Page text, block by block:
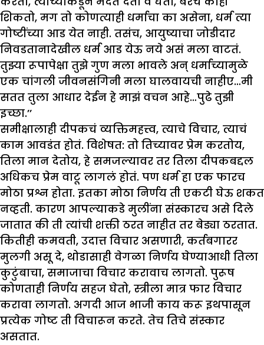
शिकतो, मग तो कोणत्याही धर्माचा का असेना, धर्म त्या
गोष्टींच्या आड येत नाही. तसंच, आयुष्याचा जोडीदार
निवडतानादेखील धर्म आड येऊ नये असं मला वाटतं.
तुझ्या रूपापेक्षा तुझे गुण मला भावले अन् धर्माच्यामुळे
एक चांगली जीवनसंगिनी मला घालवायची नाहीए…मी
सतत तुला आधार देईन हे माझं वचन आहे…पुढे तुझी
इच्छा.’’
समीक्षालाही दीपकचं व्यक्तिमहत्त्व, त्याचे विचार, त्याचं
काम आवडंत होतं. विशेषत: तो तिच्यावर प्रेम करतोय,
तिला मान देतोय, हे समजल्यावर तर तिला दीपकबद्दल
अधिकच प्रेम वाटू लागलं होतं. पण धर्म हा एक फारच
मोठा प्रश्न होता. इतका मोठा निर्णय ती एकटी घेऊ शकत
नव्हती. कारण आपल्याकडे मुलींना संस्कारच असे दिले
जातात की ती त्यांची शक्ती ठरत नाहीत तर बेड्या ठरतात.
कितीही कमवती, उदात्त विचार असणारी, कर्तबगारर
मुलगी असू दे, थोडासाही वेगळा निर्णय घेण्याआधी तिला
कुटुंबाचा, समाजाचा विचार करावाच लागतो. पुरूष
कोणताही निर्णय सहज घेतो, स्त्रीला मात्र फार विचार
करावा लागतो. अगदी आज भाजी काय करू इथपासून
प्रत्येक गोष्ट ती विचारून करते. तेच तिचे संस्कार
असतात.